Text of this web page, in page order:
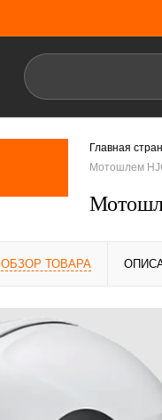
Главная
Мотошлем
ОБЗОР ТОВАРА